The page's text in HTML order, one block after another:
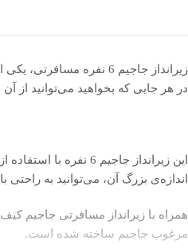
زیرانداز جاجیم 6
در هر جایی که بخواهید می‌توانید از آن
این زیرانداز
اندازه‌ی بزرگ آن، می‌توانید به راحتی با
همراه با زیرانداز مسافرتی جاجیم
مرغوب جاجیم ساخته شده است.